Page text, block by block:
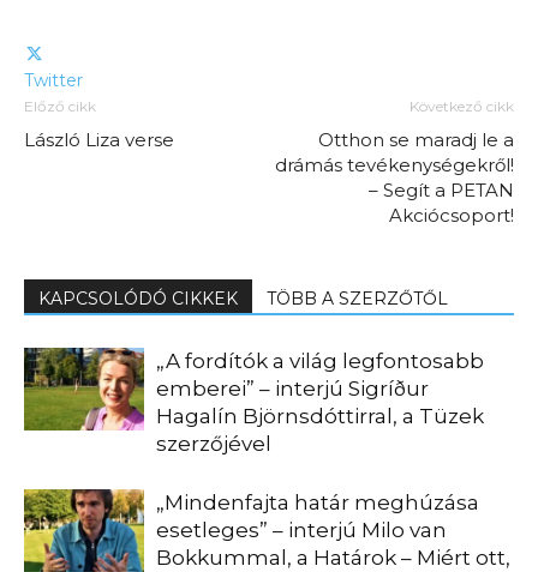
Twitter
Előző cikk
László Liza verse
Következő cikk
Otthon se maradj le a
drámás tevékenységekről!
– Segít a PETAN
Akciócsoport!
KAPCSOLÓDÓ CIKKEK TÖBB A SZERZŐTŐL
„A fordítók a világ legfontosabb
emberei” – interjú Sigríður
Hagalín Björnsdóttirral, a Tüzek
szerzőjével
„Mindenfajta határ meghúzása
esetleges” – interjú Milo van
Bokkummal, a Határok – Miért ott,